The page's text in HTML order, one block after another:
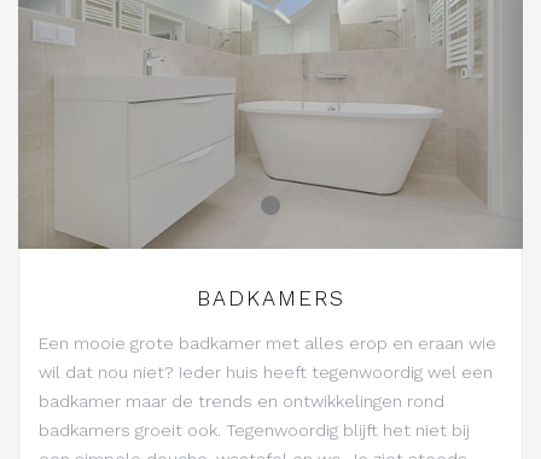
BADKAMERS
Een mooie grote badkamer met alles erop en eraan wie
wil dat nou niet? Ieder huis heeft tegenwoordig wel een
badkamer maar de trends en ontwikkelingen rond
badkamers groeit ook. Tegenwoordig blijft het niet bij